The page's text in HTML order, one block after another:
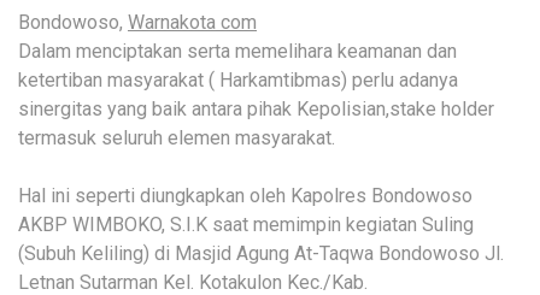
Bondowoso, Warnakota com
Dalam menciptakan serta memelihara keamanan dan
ketertiban masyarakat ( Harkamtibmas) perlu adanya
sinergitas yang baik antara pihak Kepolisian,stake holder
termasuk seluruh elemen masyarakat.
Hal ini seperti diungkapkan oleh Kapolres Bondowoso
AKBP WIMBOKO, S.I.K saat memimpin kegiatan Suling
(Subuh Keliling) di Masjid Agung At-Taqwa Bondowoso Jl.
Letnan Sutarman Kel. Kotakulon Kec./Kab.